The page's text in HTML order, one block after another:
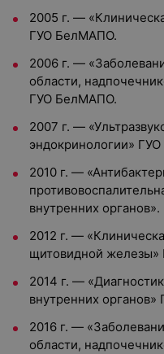
2005 г. —
ГУО БелМАПО.
2006 г. —
области,
ГУО БелМАПО.
2007 г. —
эндокринологии»
2010 г. —
внутренних органов».
2012 г. —
щитовидной
2014 г. —
внутренних
2016 г. —
области,